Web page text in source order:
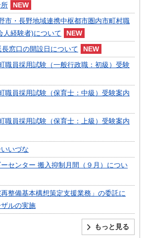
・長野地域連携中枢都市圏内市町村職
人経験者)について
窓口の開設日について
職員採用試験（一般行政職：初級）受験
職員採用試験（保育士：中級）受験案内
職員採用試験（保育士：上級）受験案内
いづな
センター 搬入抑制月間（９月）につい
再整備基本構想策定支援業務」の委託に
ルの実施
もっと見る